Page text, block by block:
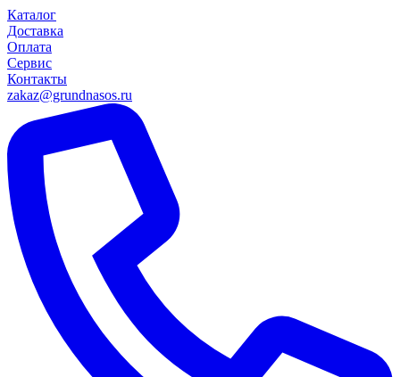
Каталог
Доставка
Оплата
Сервис
Контакты
zakaz@grundnasos.ru